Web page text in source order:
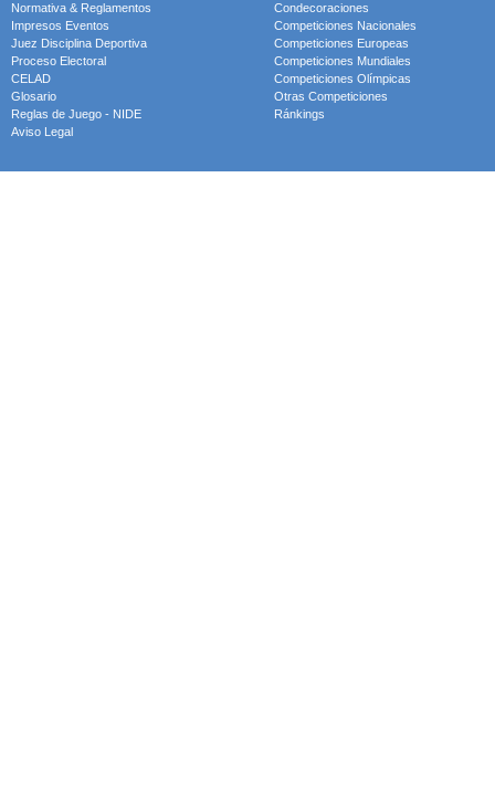
Normativa & Reglamentos
Impresos Eventos
Juez Disciplina Deportiva
Proceso Electoral
CELAD
Glosario
Reglas de Juego - NIDE
Aviso Legal
Condecoraciones
Competiciones Nacionales
Competiciones Europeas
Competiciones Mundiales
Competiciones Olímpicas
Otras Competiciones
Ránkings